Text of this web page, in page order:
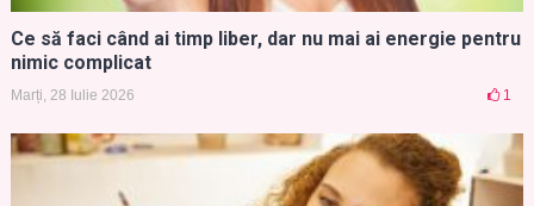
Ce să faci când ai timp liber, dar nu mai ai energie pentru
nimic complicat
Marți, 28 Iulie 2026 1